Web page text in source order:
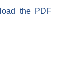
the PDF